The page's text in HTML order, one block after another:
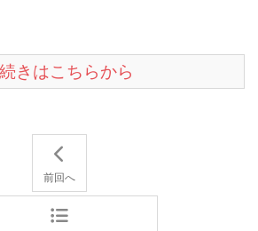
きはこちらから
前回へ